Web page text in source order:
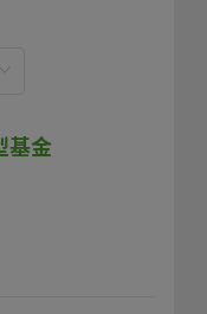
基金